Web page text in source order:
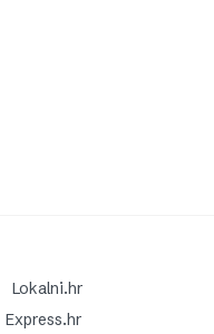
Lokalni.hr
Express.hr